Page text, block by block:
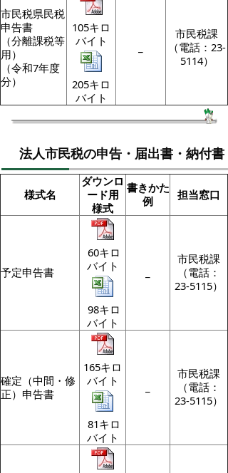
市民税県民税
申告書
（分離課税等
用）
（令和7年度
分）
105キロ
バイト
205キロ
バイト
市民税課
（電話：23-
5114）
法人市民税の申告・届出書・納付書
様式名
ダウンロ
ード用
様式
書きかた
例
担当窓口
予定申告書
60キロ
バイト
98キロ
バイト
市民税課
（電話：
23-5115）
確定（中間・修
正）申告書
165キロ
バイト
81キロ
バイト
市民税課
（電話：
23-5115）